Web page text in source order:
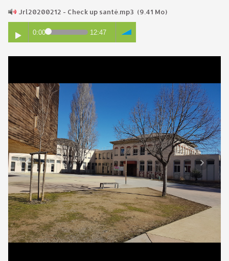
Jrl20200212 - Check up santé.mp3 (9.41 Mo)
0:00 12:47